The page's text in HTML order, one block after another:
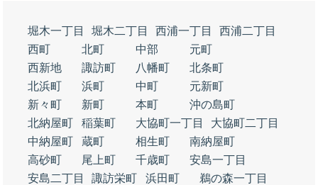
堀木一丁目 堀木二丁目 西浦一丁目
西浦二丁目
西町
北町 中部
元町
西新地
諏訪町 八幡町
北条町
北浜町
浜町 中町
元新町
新々町
新町 本町
沖の島町
北納屋町
稲葉町 大協町一丁目
大協町二丁目
中納屋町
蔵町 相生町
南納屋町
高砂町
尾上町 千歳町
安島一丁目
安島二丁目
諏訪栄町 浜田町
鵜の森一丁目